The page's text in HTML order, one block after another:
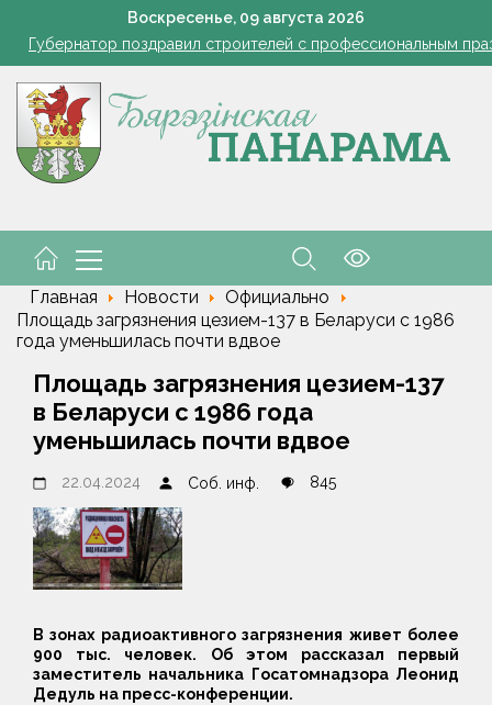
Воскресенье, 09 августа 2026
а розацеа обострилась? Врач объяснила, почему
Губернатор поздравил строителей с профессиональным
Огород без простоев: превращаем чесночную грядку в
жара ушла, но лето не спешит прощаться. Рябов рассказал о
а розацеа обострилась? Врач объяснила, почему
Главная Новости
Официально
Площадь загрязнения цезием-137 в Беларуси с 1986
года уменьшилась почти вдвое
Площадь загрязнения цезием-137
в Беларуси с 1986 года
уменьшилась почти вдвое
22.04.2024 Соб. инф. 845
В зонах радиоактивного загрязнения живет более
900 тыс. человек. Об этом рассказал первый
заместитель начальника Госатомнадзора Леонид
Дедуль на пресс-конференции.